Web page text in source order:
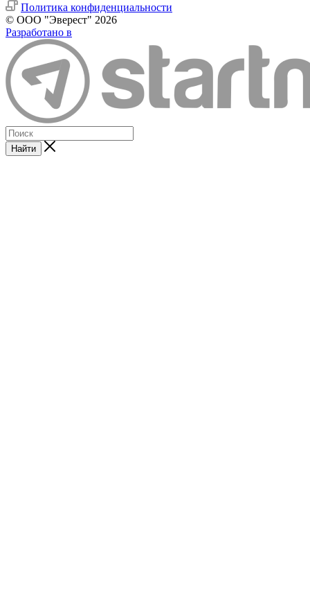
Политика конфиденциальности
© ООО "Эверест" 2026
Разработано в
Найти